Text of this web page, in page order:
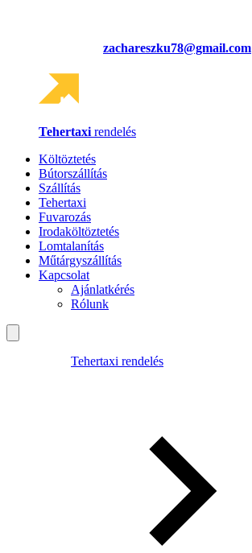
zachareszku78@gmail.com
Tehertaxi rendelés
Költöztetés
Bútorszállítás
Szállítás
Tehertaxi
Fuvarozás
Irodaköltöztetés
Lomtalanítás
Műtárgyszállítás
Kapcsolat
Ajánlatkérés
Rólunk
Tehertaxi rendelés